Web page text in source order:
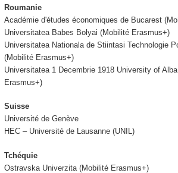
Roumanie
Académie d'études économiques de Bucarest
Universitatea Babes Bolyai (Mobilité Erasmus+)
Universitatea Nationala de Stiintasi Technologie
(Mobilité Erasmus+)
Universitatea 1 Decembrie 1918 University of
Erasmus+)
Suisse
Université de Genève
HEC – Université de Lausanne (UNIL)
Tchéquie
Ostravska Univerzita (Mobilité Erasmus+)